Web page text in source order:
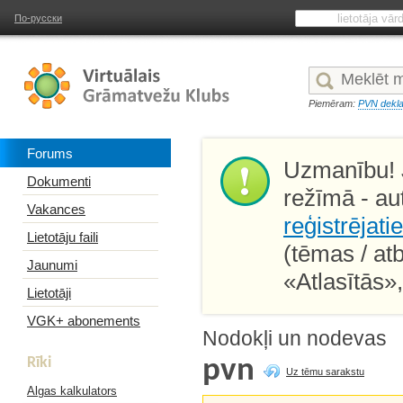
По-русски
Piemēram: PVN
Forums
Dokumenti
Vakances
Lietotāju faili
Jaunumi
Lietotāji
VGK+ abonements
Rīki
Algas kalkulators
Uzmanību!
režīmā -
(tēmas /
Nodokļi un nodevas
pvn Uz tēmu sarakstu